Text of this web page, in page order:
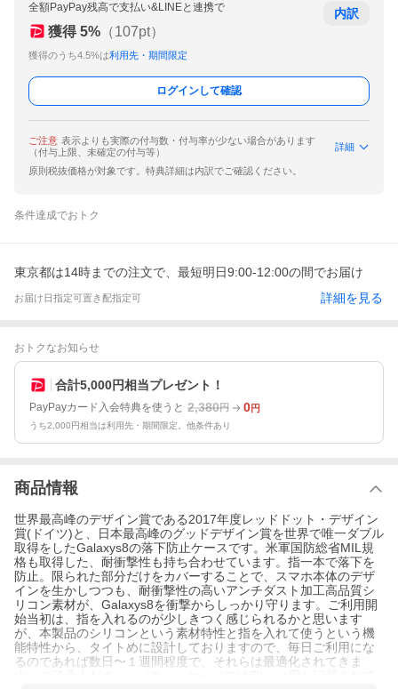
全額PayPay残高で支払い&LINEと連携で
獲得 5% （107pt）
獲得のうち4.5%は利用先・期間限定
内訳
ログインして確認
ご注意 表示よりも実際の付与数・付与率が少ない場合があります
（付与上限、未確定の付与等）
詳細
原則税抜価格が対象です。特典詳細は内訳でご確認ください。
条件達成でおトク
東京都は14時までの注文で、最短明日9:00-12:00の間でお届け
お届け日指定可置き配指定可 詳細を見る
おトクなお知らせ
合計5,000円相当プレゼント！
PayPayカード入会特典を使うと 2,380円 0円
うち2,000円相当は利用先・期間限定。他条件あり
商品情報
世界最高峰のデザイン賞である2017年度レッドドット・デザイン
賞(ドイツ)と、日本最高峰のグッドデザイン賞を世界で唯一ダブル
取得をしたGalaxys8の落下防止ケースです。米軍国防総省MIL規
格も取得した、耐衝撃性も持ち合わせています。指一本で落下を
防止。限られた部分だけをカバーすることで、スマホ本体のデザ
インを生かしつつも、耐衝撃性の高いアンチダスト加工高品質シ
リコン素材が、Galaxys8を衝撃からしっかり守ります。ご利用開
始当初は、指を入れるのが少しきつく感じられるかと思います
が、本製品のシリコンという素材特性と指を入れて使うという機
能特性から、タイトめに設計しておりますので、毎日ご利用にな
るのであれば数日〜１週間程度で、それらは最適化されてきま